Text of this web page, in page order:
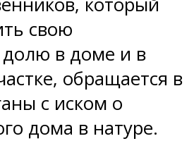
свою
в доме и в
обращается в
с иском о
дома в натуре.